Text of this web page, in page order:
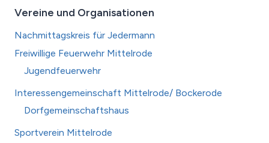
Vereine und Organisationen
Nachmittagskreis für Jedermann
Freiwillige Feuerwehr Mittelrode
Jugendfeuerwehr
Interessengemeinschaft Mittelrode/ Bockerode
Dorfgemeinschaftshaus
Sportverein Mittelrode